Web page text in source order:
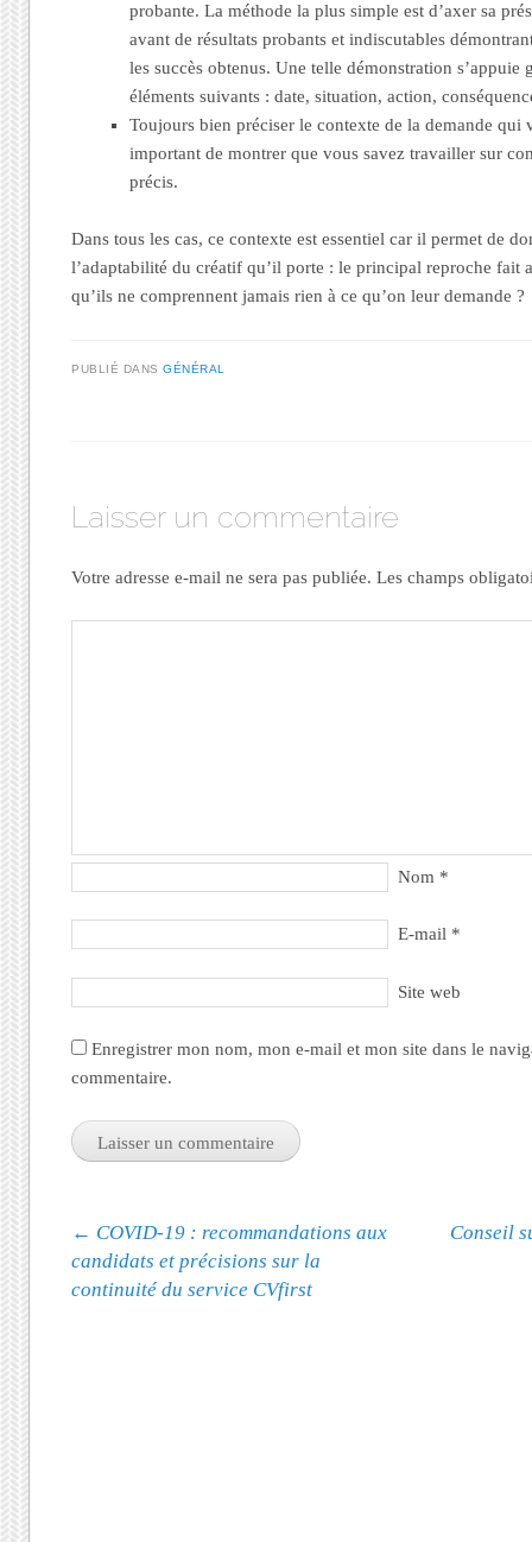
probante. La méthode la plus simple est d’axer sa
avant de résultats probants et indiscutables
les succès obtenus. Une telle démonstration s’appuie
éléments suivants : date, situation, action,
Toujours bien préciser le contexte de la demande qui
important de montrer que vous savez travailler sur
précis.
Dans tous les cas, ce contexte est essentiel car il permet de
l’adaptabilité du créatif qu’il porte : le principal reproche fait
qu’ils ne comprennent jamais rien à ce qu’on leur demande ?
PUBLIÉ DANSGÉNÉRAL
Laisser un commentaire
Votre adresse e-mail ne sera pas publiée. Les champs
Nom *
E-mail *
Site web
Enregistrer mon nom, mon e-mail et mon site dans le
commentaire.
Navigation des articles
← COVID-19 : recommandations aux
candidats et précisions sur la
continuité du service CVfirst
Conseil